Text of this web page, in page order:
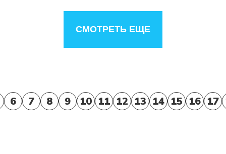
СМОТРЕТЬ ЕЩЕ
6 7 8 9 10 11 12 13 14 15 16 17